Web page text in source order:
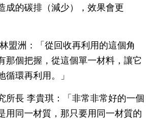
成的碳排（減少），效果會更
盟洲：「從回收再利用的這個角
那個把握，從這個單一材料，讓它
循環再利用。」
所長 李貴琪：「非常非常好的一個
用同一材質，那只要用同一材質的